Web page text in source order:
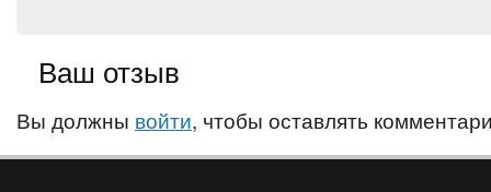
Ваш отзыв
Вы должны войти, чтобы оставлять